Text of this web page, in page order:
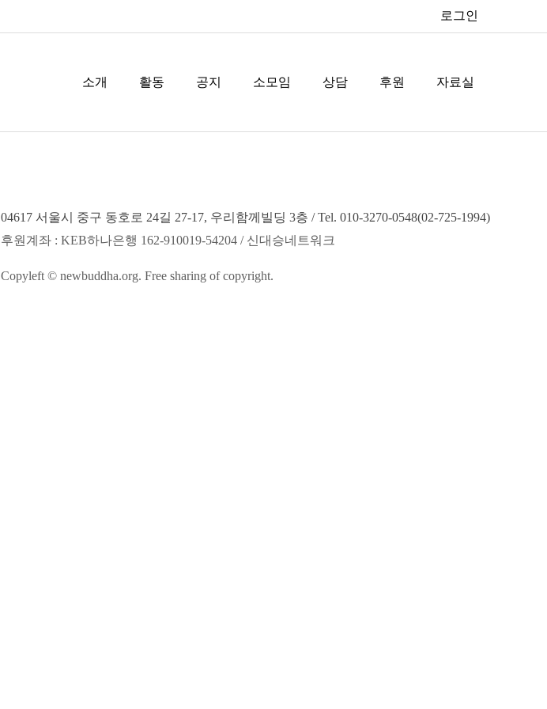
로그인
소개 활동 공지 소모임 상담 후원 자료실
04617 서울시 중구 동호로 24길 27-17, 우리함께빌딩 3층 / Tel. 010-3270-0548(02-725-1994)
후원계좌 : KEB하나은행 162-910019-54204 / 신대승네트워크
Copyleft © newbuddha.org. Free sharing of copyright.